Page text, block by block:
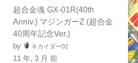
超合金魂 GX-01R(40th
Anniv.) マジンガーZ (超合金
40周年記念Ver.)
by
キカイダー02
11 年, 3 月 前